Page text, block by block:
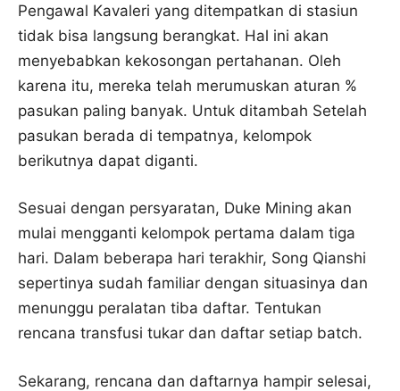
Pengawal Kavaleri yang ditempatkan di stasiun
tidak bisa langsung berangkat. Hal ini akan
menyebabkan kekosongan pertahanan. Oleh
karena itu, mereka telah merumuskan aturan %
pasukan paling banyak. Untuk ditambah Setelah
pasukan berada di tempatnya, kelompok
berikutnya dapat diganti.
Sesuai dengan persyaratan, Duke Mining akan
mulai mengganti kelompok pertama dalam tiga
hari. Dalam beberapa hari terakhir, Song Qianshi
sepertinya sudah familiar dengan situasinya dan
menunggu peralatan tiba daftar. Tentukan
rencana transfusi tukar dan daftar setiap batch.
Sekarang, rencana dan daftarnya hampir selesai,